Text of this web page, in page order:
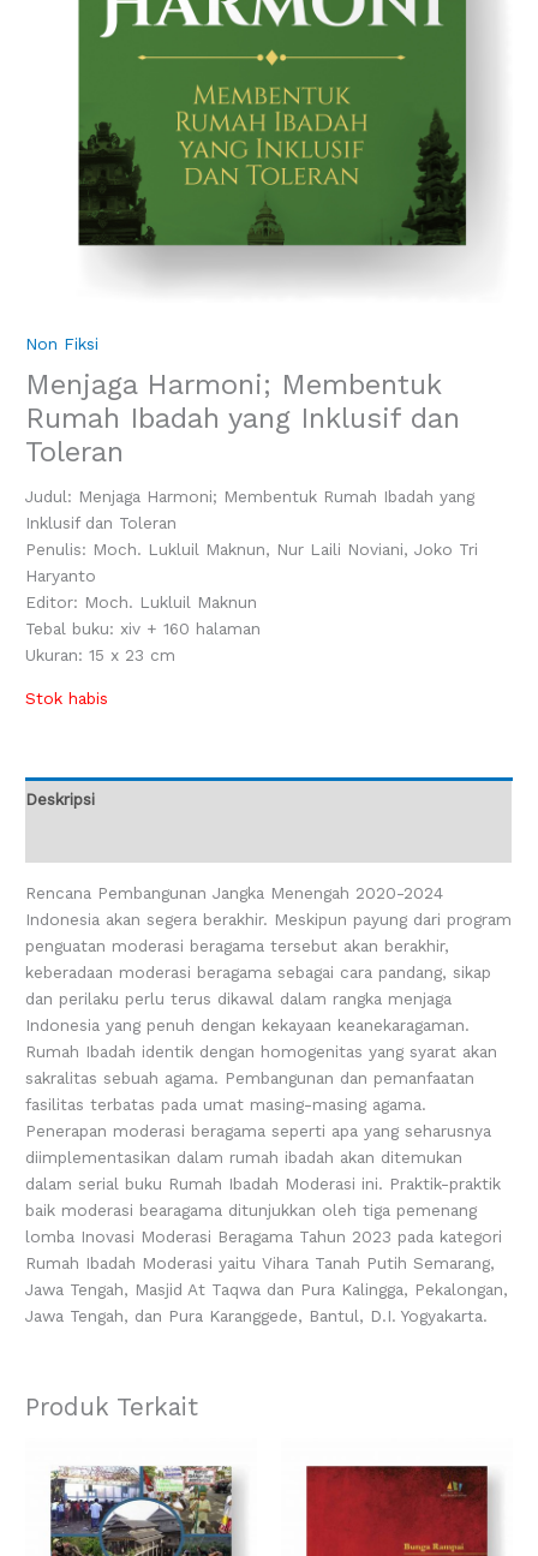
Non Fiksi
Menjaga Harmoni; Membentuk
Rumah Ibadah yang Inklusif dan
Toleran
Judul: Menjaga Harmoni; Membentuk Rumah Ibadah yang
Inklusif dan Toleran
Penulis: Moch. Lukluil Maknun, Nur Laili Noviani, Joko Tri
Haryanto
Editor: Moch. Lukluil Maknun
Tebal buku: xiv + 160 halaman
Ukuran: 15 x 23 cm
Stok habis
Deskripsi
Rencana Pembangunan Jangka Menengah 2020-2024
Indonesia akan segera berakhir. Meskipun payung dari program
penguatan moderasi beragama tersebut akan berakhir,
keberadaan moderasi beragama sebagai cara pandang, sikap
dan perilaku perlu terus dikawal dalam rangka menjaga
Indonesia yang penuh dengan kekayaan keanekaragaman.
Rumah Ibadah identik dengan homogenitas yang syarat akan
sakralitas sebuah agama. Pembangunan dan pemanfaatan
fasilitas terbatas pada umat masing-masing agama.
Penerapan moderasi beragama seperti apa yang seharusnya
diimplementasikan dalam rumah ibadah akan ditemukan
dalam serial buku Rumah Ibadah Moderasi ini. Praktik-praktik
baik moderasi bearagama ditunjukkan oleh tiga pemenang
lomba Inovasi Moderasi Beragama Tahun 2023 pada kategori
Rumah Ibadah Moderasi yaitu Vihara Tanah Putih Semarang,
Jawa Tengah, Masjid At Taqwa dan Pura Kalingga, Pekalongan,
Jawa Tengah, dan Pura Karanggede, Bantul, D.I. Yogyakarta.
Produk Terkait